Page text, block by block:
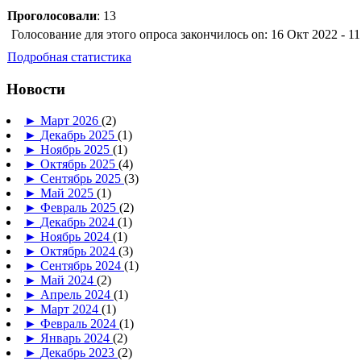
Проголосовали: 13
Голосование для этого опроса закончилось on: 16 Окт 2022 -
Подробная статистика
Новости
► Март 2026 (2)
► Декабрь 2025 (1)
► Ноябрь 2025 (1)
► Октябрь 2025 (4)
► Сентябрь 2025 (3)
► Май 2025 (1)
► Февраль 2025 (2)
► Декабрь 2024 (1)
► Ноябрь 2024 (1)
► Октябрь 2024 (3)
► Сентябрь 2024 (1)
► Май 2024 (2)
► Апрель 2024 (1)
► Март 2024 (1)
► Февраль 2024 (1)
► Январь 2024 (2)
► Декабрь 2023 (2)